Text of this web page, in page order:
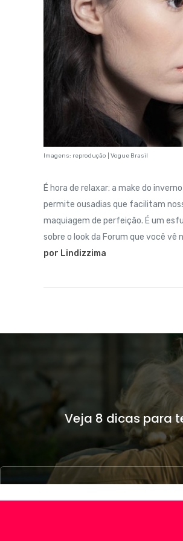
Imagens: reprodução | Vogue Brasil
É hora de relaxar: a make do
permite ousadias que facilitam
maquiagem de perfeição. É um
sobre o look da Forum que você vê
por Lindizzima
Veja 8 dicas para